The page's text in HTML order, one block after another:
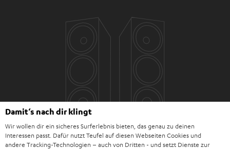
Damit‘s nach dir klingt
Wir wollen dir ein sicheres Surferlebnis bieten, das genau zu deinen
Interessen passt. Dafür nutzt Teufel auf diesen Webseiten Cookies und
andere Tracking-Technologien – auch von Dritten - und setzt Dienste zur